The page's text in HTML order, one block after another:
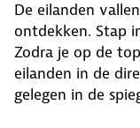
De eilanden
ontdekken. Stap
Zodra je op de
eilanden in de
gelegen in de